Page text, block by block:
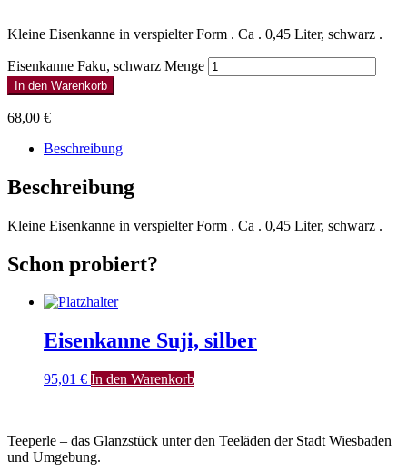
Kleine Eisenkanne in verspielter Form . Ca . 0,45 Liter, schwarz .
Eisenkanne Faku, schwarz Menge
In den Warenkorb
68,00 €
Beschreibung
Beschreibung
Kleine Eisenkanne in verspielter Form . Ca . 0,45 Liter, schwarz .
Schon probiert?
Eisenkanne Suji, silber
95,01 € In den Warenkorb
Teeperle – das Glanzstück unter den Teeläden der Stadt Wiesbaden
und Umgebung.